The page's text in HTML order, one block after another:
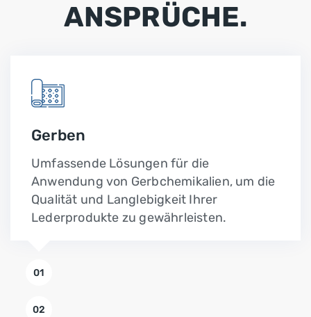
ANSPRÜCHE.
01
Gerben
Umfassende Lösungen für die
Anwendung von Gerbchemikalien, um die
Qualität und Langlebigkeit Ihrer
Lederprodukte zu gewährleisten.
02